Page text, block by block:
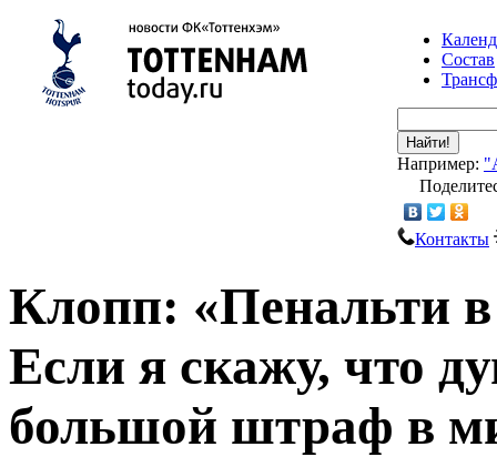
Состав
Найти!
Например:
Контакты
Клопп: «Пенальти
Если я скажу, что
большой штраф в